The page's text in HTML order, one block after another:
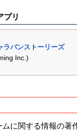
プリ
ラバンストーリーズ
Inc.)
に関する情報の著